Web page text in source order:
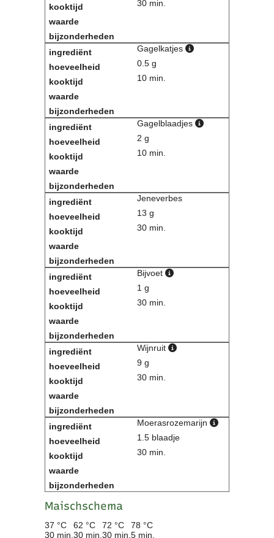
30 min.
Gagelkatjes
0.5 g
10 min.
Gagelblaadjes
2 g
10 min.
Jeneverbes
13 g
30 min.
Bijvoet
1 g
30 min.
Wijnruit
9 g
30 min.
Moerasrozemarijn
1.5 blaadje
30 min.
Maischschema
37 °C 62 °C 72 °C
78 °C
30 min. 30 min. 30 min. 5 min.